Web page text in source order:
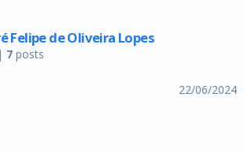
Felipe de Oliveira Lopes
7posts
22/06/2024